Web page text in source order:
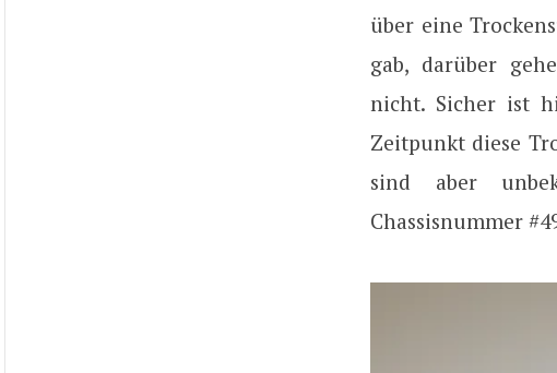
über eine
gab, darüber
nicht. Sicher ist
Zeitpunkt diese
sind aber
Chassisnummer